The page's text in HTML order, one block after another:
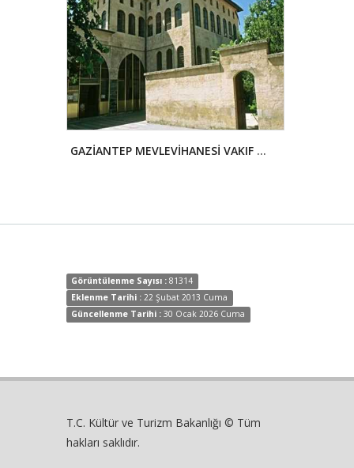
GAZİANTEP MEVLEVİHANESİ VAKIF MÜZESİ YILANLI KİLİSE
Görüntülenme Sayısı : 81314
Eklenme Tarihi : 22 Şubat 2013 Cuma
Güncellenme Tarihi : 30 Ocak 2026 Cuma
T.C. Kültür ve Turizm Bakanlığı © Tüm
hakları saklıdır.